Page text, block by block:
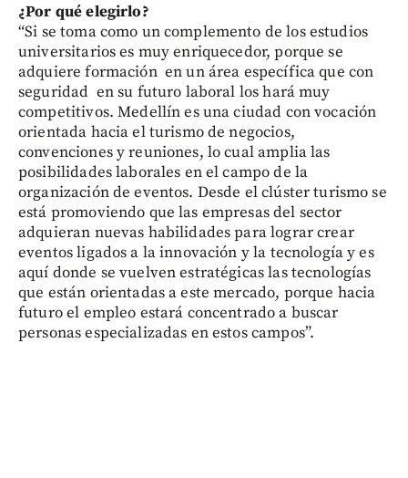
¿Por qué elegirlo?
“Si se toma como un complemento de los estudios
universitarios es muy enriquecedor, porque se
adquiere formación en un área específica que con
seguridad en su futuro laboral los hará muy
competitivos. Medellín es una ciudad con vocación
orientada hacia el turismo de negocios,
convenciones y reuniones, lo cual amplia las
posibilidades laborales en el campo de la
organización de eventos. Desde el clúster turismo se
está promoviendo que las empresas del sector
adquieran nuevas habilidades para lograr crear
eventos ligados a la innovación y la tecnología y es
aquí donde se vuelven estratégicas las tecnologías
que están orientadas a este mercado, porque hacia
futuro el empleo estará concentrado a buscar
personas especializadas en estos campos”.